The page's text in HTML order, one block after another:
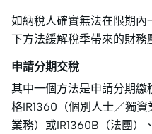
如納稅人確實無法在限期
下方法緩解稅季帶來的財務
申請分期交稅
其中一個方法是申請分期
格IR1360（個別人士／獨
業務）或IR1360B（法團）